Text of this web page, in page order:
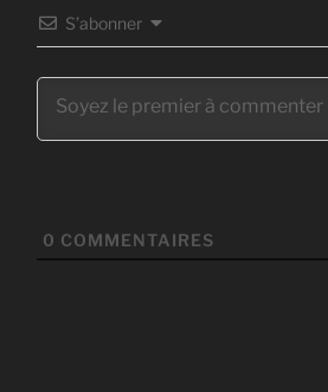
S’abonner
0 COMMENTAIRES